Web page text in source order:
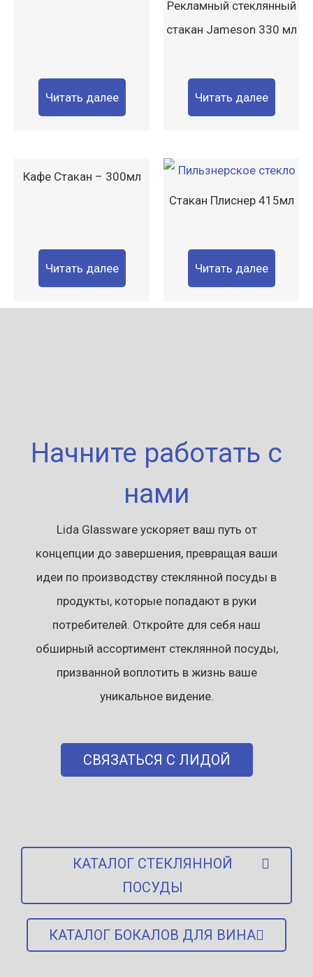
Читать далее
Рекламный стеклянный
стакан Jameson 330 мл
Читать далее
Кафе Стакан – 300мл
Читать далее
Стакан Плиснер 415мл
Читать далее
Начните работать с
нами
Lida Glassware ускоряет ваш путь от
концепции до завершения, превращая ваши
идеи по производству стеклянной посуды в
продукты, которые попадают в руки
потребителей. Откройте для себя наш
обширный ассортимент стеклянной посуды,
призванной воплотить в жизнь ваше
уникальное видение.
СВЯЗАТЬСЯ С ЛИДОЙ
КАТАЛОГ СТЕКЛЯННОЙ
ПОСУДЫ
КАТАЛОГ БОКАЛОВ ДЛЯ ВИНА